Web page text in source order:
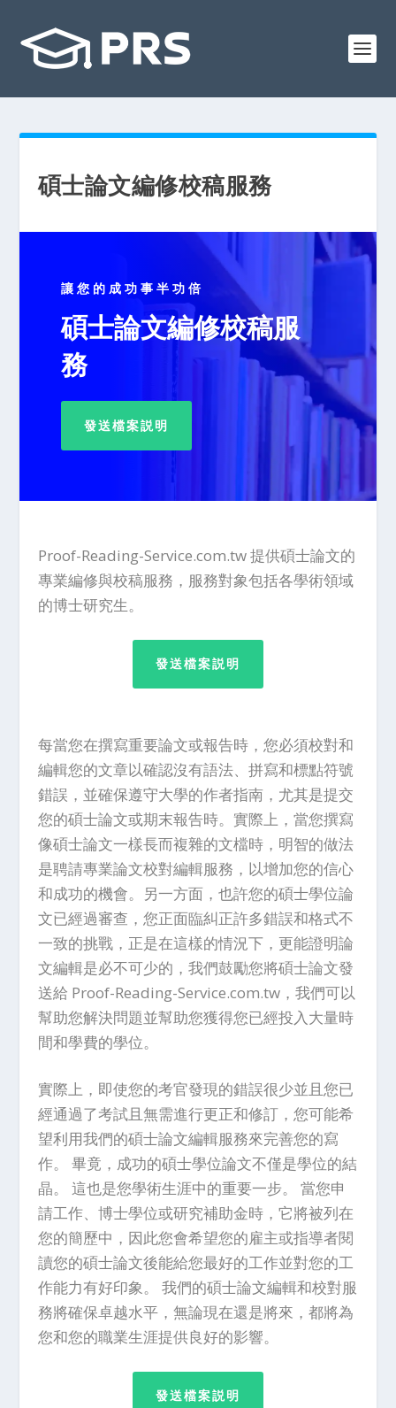
碩士論文編修校稿服務
讓您的成功事半功倍
碩士論文編修校稿服
務
發送檔案説明
Proof-Reading-Service.com.tw 提供碩士論文的
專業編修與校稿服務，服務對象包括各學術領域
的博士研究生。
發送檔案説明
每當您在撰寫重要論文或報告時，您必須校對和
編輯您的文章以確認沒有語法、拼寫和標點符號
錯誤，並確保遵守大學的作者指南，尤其是提交
您的碩士論文或期末報告時。實際上，當您撰寫
像碩士論文一樣長而複雜的文檔時，明智的做法
是聘請專業論文校對編輯服務，以增加您的信心
和成功的機會。另一方面，也許您的碩士學位論
文已經過審查，您正面臨糾正許多錯誤和格式不
一致的挑戰，正是在這樣的情況下，更能證明論
文編輯是必不可少的，我們鼓勵您將碩士論文發
送給 Proof-Reading-Service.com.tw，我們可以
幫助您解決問題並幫助您獲得您已經投入大量時
間和學費的學位。
實際上，即使您的考官發現的錯誤很少並且您已
經通過了考試且無需進行更正和修訂，您可能希
望利用我們的碩士論文編輯服務來完善您的寫
作。 畢竟，成功的碩士學位論文不僅是學位的結
晶。 這也是您學術生涯中的重要一步。 當您申
請工作、博士學位或研究補助金時，它將被列在
您的簡歷中，因此您會希望您的雇主或指導者閱
讀您的碩士論文後能給您最好的工作並對您的工
作能力有好印象。 我們的碩士論文編輯和校對服
務將確保卓越水平，無論現在還是將來，都將為
您和您的職業生涯提供良好的影響。
發送檔案説明